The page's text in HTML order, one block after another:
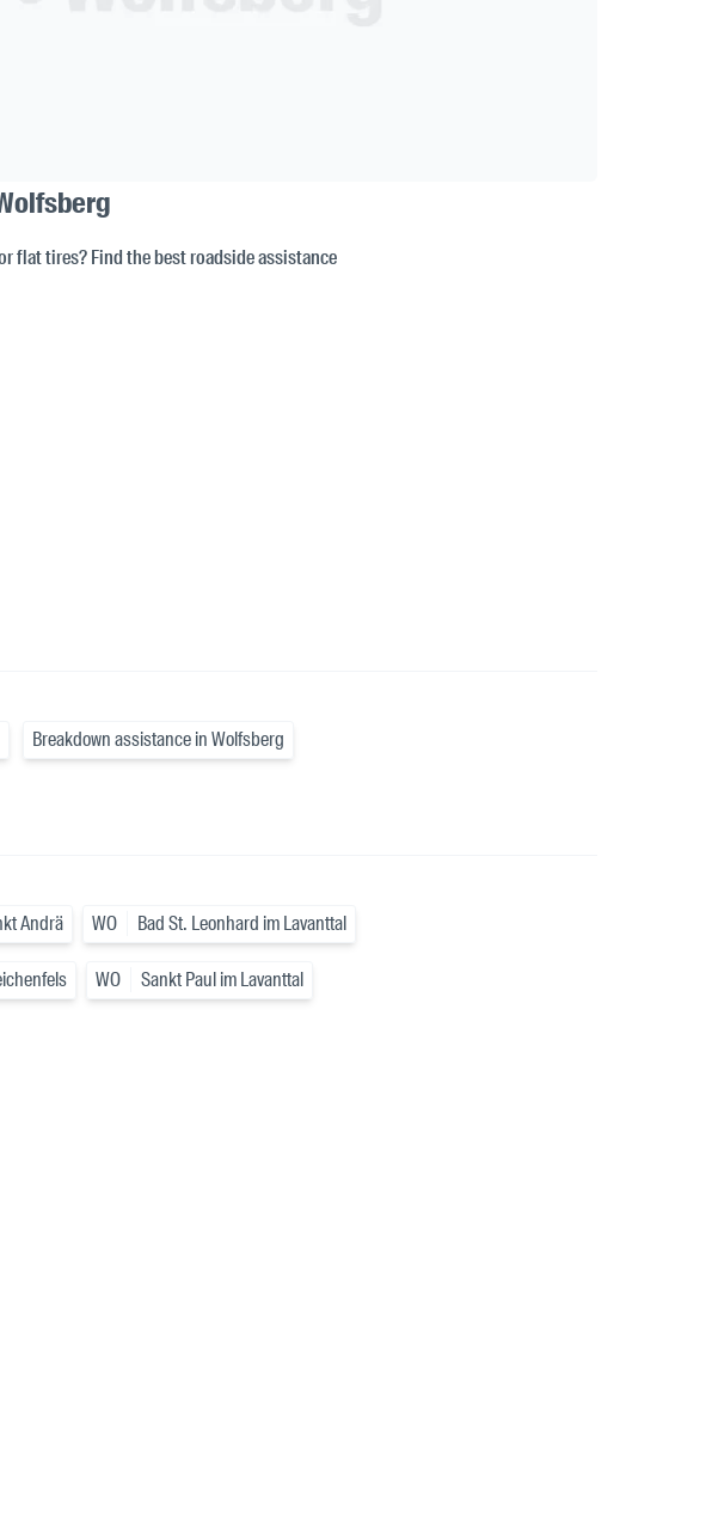
flat tires? Find the best roadside assistance
Breakdown assistance in Wolfsberg
Andrä WO Bad St. Leonhard im Lavanttal
WO Sankt Paul im Lavanttal